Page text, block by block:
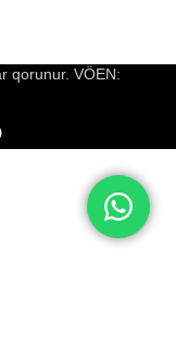
qorunur. VÖEN: